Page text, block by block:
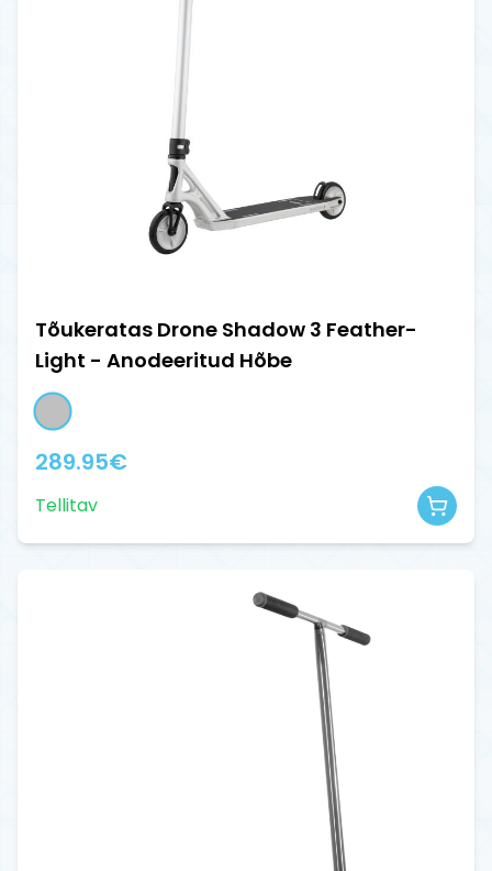
Tõukeratas Drone Shadow 3 Feather-
Light - Anodeeritud Hõbe
289.95€
Tellitav